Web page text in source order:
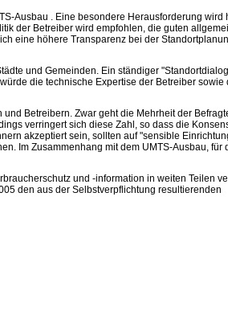
Ausbau . Eine besondere Herausforderung wird
der Betreiber wird empfohlen, die guten
eine höhere Transparenz bei der
und Gemeinden. Ein ständiger
die technische Expertise der Betreiber sowie
Betreibern. Zwar geht die Mehrheit der
verringert sich diese Zahl, so dass die
akzeptiert sein, sollten auf "sensible
Im Zusammenhang mit dem UMTS-Ausbau, für
und -information in weiten Teilen
den aus der Selbstverpflichtung resultierenden